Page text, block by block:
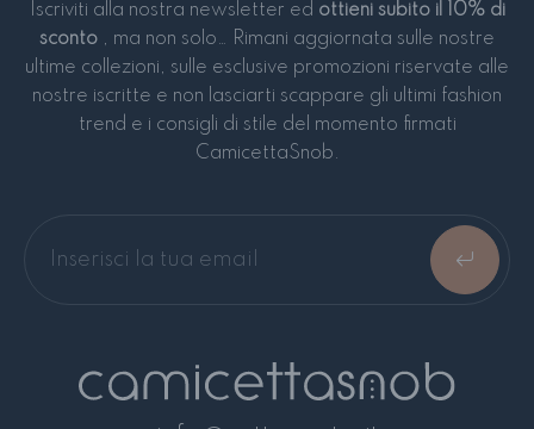
Iscriviti alla nostra newsletter ed ottieni subito il 10% di
sconto , ma non solo… Rimani aggiornata sulle nostre
ultime collezioni, sulle esclusive promozioni riservate alle
nostre iscritte e non lasciarti scappare gli ultimi fashion
trend e i consigli di stile del momento firmati
CamicettaSnob.